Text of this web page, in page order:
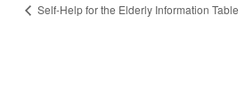
Self-Help for the Elderly Information Table